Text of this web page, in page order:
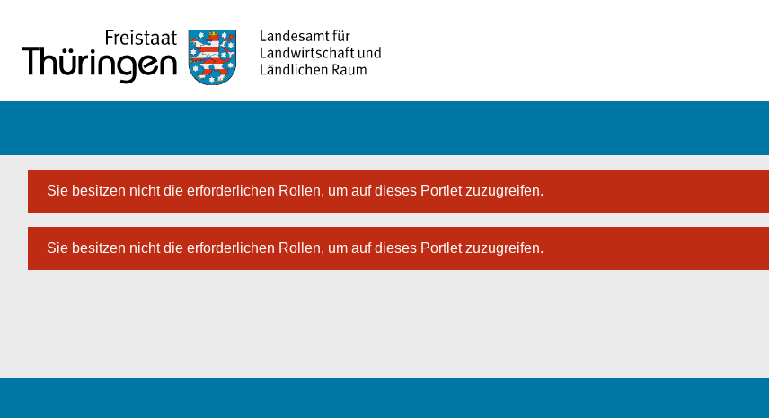
Sie besitzen nicht die erforderlichen Rollen, um auf dieses Portlet zuzugreifen.
Sie besitzen nicht die erforderlichen Rollen, um auf dieses Portlet zuzugreifen.